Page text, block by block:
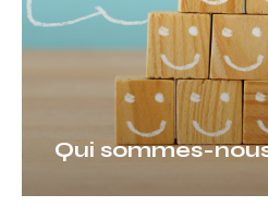
Qui sommes-